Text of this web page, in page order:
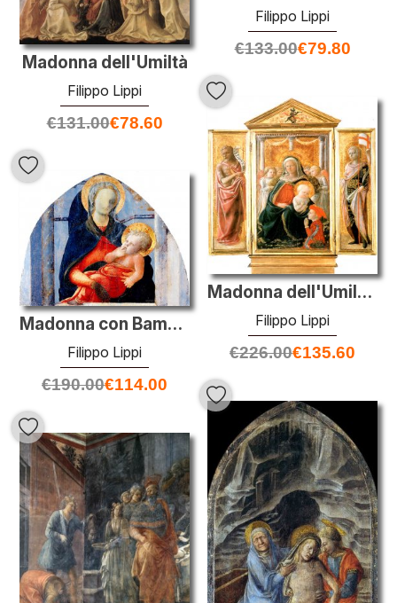
Filippo Lippi
€133.00€79.80
Madonna dell'Umiltà
Filippo Lippi
€131.00€78.60
Madonna dell'Umiltà con Angeli e donatore
Filippo Lippi
€226.00€135.60
Madonna con Bambino
Filippo Lippi
€190.00€114.00